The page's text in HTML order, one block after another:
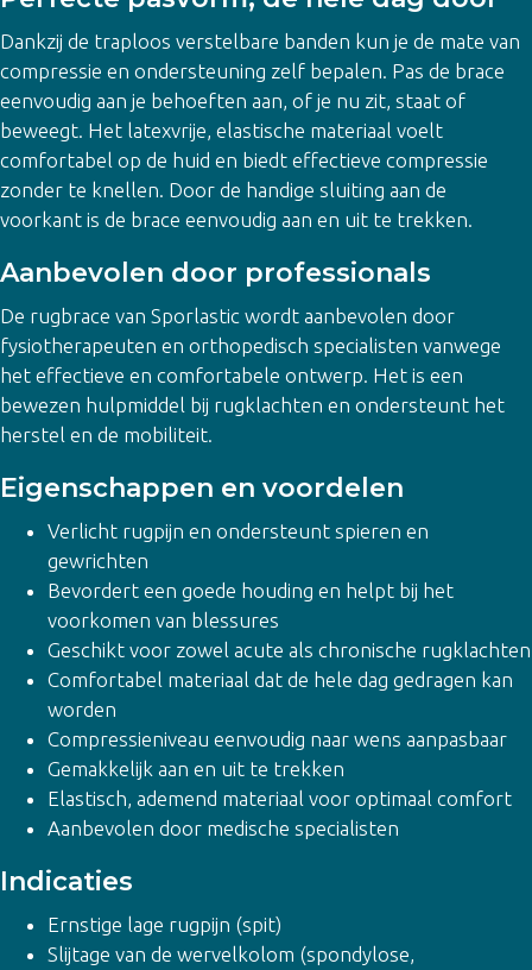
Dankzij de traploos verstelbare banden kun je de mate van
compressie en ondersteuning zelf bepalen. Pas de brace
eenvoudig aan je behoeften aan, of je nu zit, staat of
beweegt. Het latexvrije, elastische materiaal voelt
comfortabel op de huid en biedt effectieve compressie
zonder te knellen. Door de handige sluiting aan de
voorkant is de brace eenvoudig aan en uit te trekken.
Aanbevolen door professionals
De rugbrace van Sporlastic wordt aanbevolen door
fysiotherapeuten en orthopedisch specialisten vanwege
het effectieve en comfortabele ontwerp. Het is een
bewezen hulpmiddel bij rugklachten en ondersteunt het
herstel en de mobiliteit.
Eigenschappen en voordelen
Verlicht rugpijn en ondersteunt spieren en
gewrichten
Bevordert een goede houding en helpt bij het
voorkomen van blessures
Geschikt voor zowel acute als chronische rugklachten
Comfortabel materiaal dat de hele dag gedragen kan
worden
Compressieniveau eenvoudig naar wens aanpasbaar
Gemakkelijk aan en uit te trekken
Elastisch, ademend materiaal voor optimaal comfort
Aanbevolen door medische specialisten
Indicaties
Ernstige lage rugpijn (spit)
Slijtage van de wervelkolom (spondylose,